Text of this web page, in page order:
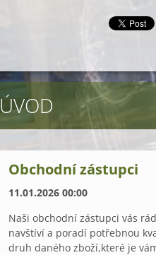
ÚVOD
Obchodní zástupci
11.01.2026 00:00
Naši obchodní zástupci vás
navštíví a poradí potřebnou
druh daného zboží,které je